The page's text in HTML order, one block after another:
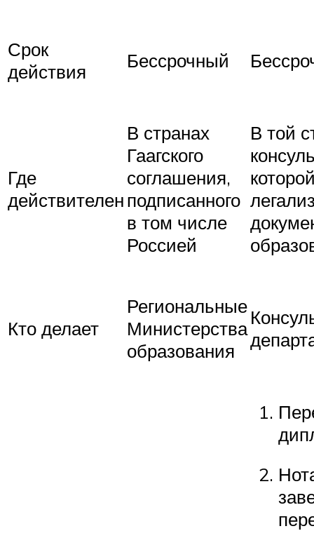
Срок
действия
Бессрочный
Где
действителен
В странах
Гаагского
соглашения,
подписанного
в том числе
Россией
В той
Кто делает
Региональные
Министерства
образования